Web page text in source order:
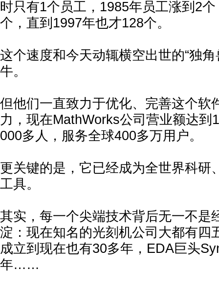
时只有1个员工，1985年员工涨到2
个，直到1997年也才128个。
这个速度和今天动辄横空出世的“独
牛。
但他们一直致力于优化、完善这个软
力，现在MathWorks公司营业额达到
000多人，服务全球400多万用户。
更关键的是，它已经成为全世界科研
工具。
其实，每一个尖端技术背后无一不是
淀：现在知名的光刻机公司大都有四
成立到现在也有30多年，EDA巨头
年……